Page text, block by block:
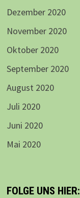
Dezember 2020
November 2020
Oktober 2020
September 2020
August 2020
Juli 2020
Juni 2020
Mai 2020
FOLGE UNS HIER: